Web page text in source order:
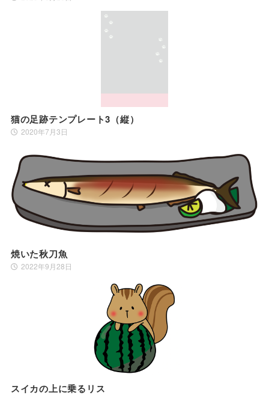
猫の足跡テンプレート3（縦）
2020年7月3日
焼いた秋刀魚
2022年9月28日
スイカの上に乗るリス